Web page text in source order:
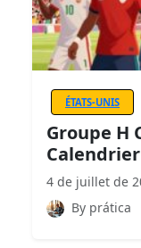
ÉTATS-UNIS
Groupe H
4 de juillet de
By prática